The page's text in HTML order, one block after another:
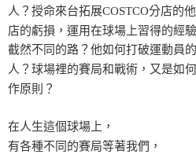
人？授命來台拓展COSTCO分店的
店的虧損，運用在球場上習得的經
截然不同的路？他如何打破運動員
人？球場裡的賽局和戰術，又是如
作原則？
在人生這個球場上，
有各種不同的賽局等著我們，